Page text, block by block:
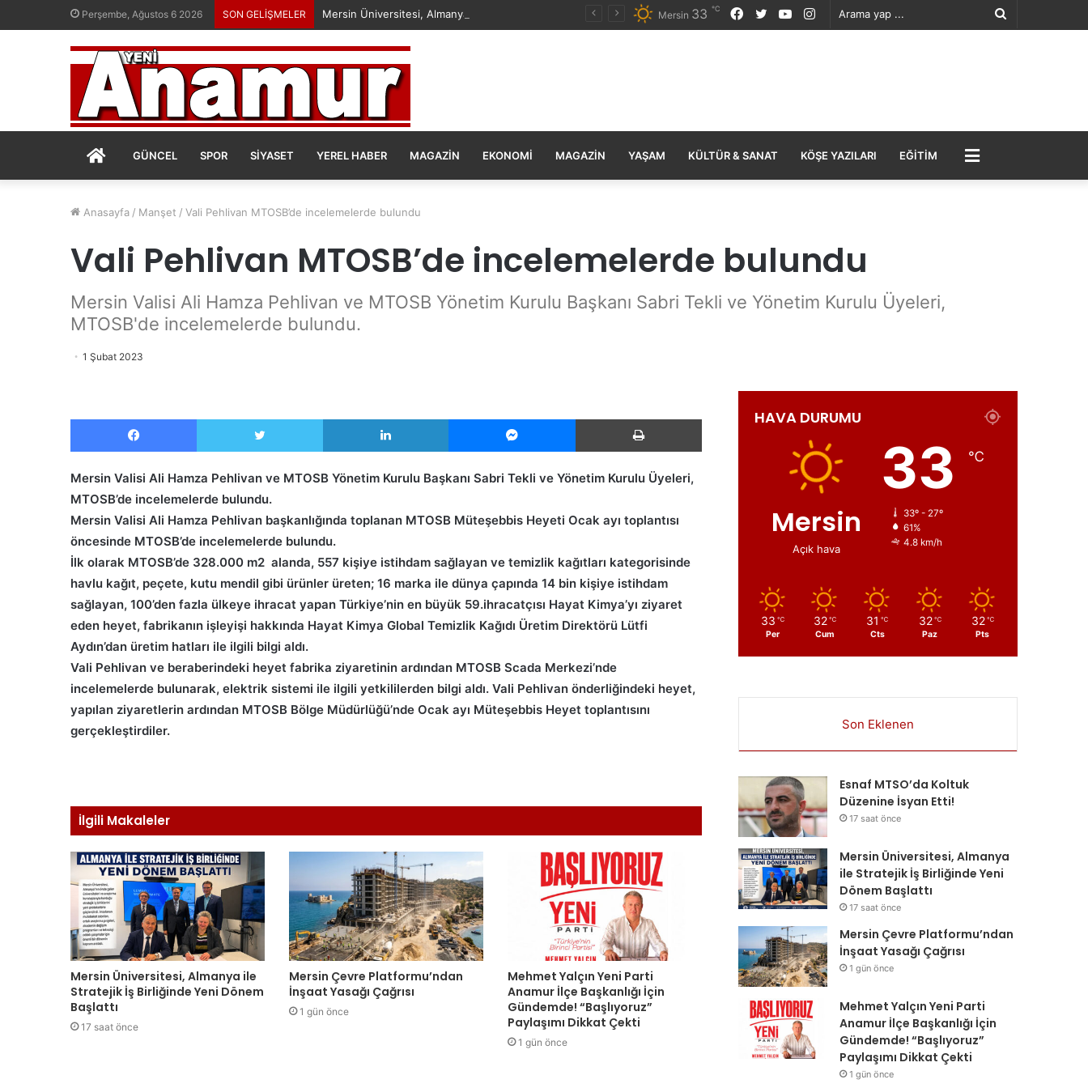
Perşembe, Ağustos 6 2026 SON GELİŞMELER
Arama
Instagram
YouTube
Twitter
Facebook
Mersin 33 ℃
ANASAYFA
GÜNCEL SPOR SIYASET YEREL HABER MAGAZIN EKONOMI MAGAZIN YAŞAM KÜLTÜR & SANAT KÖŞE YAZILARI EĞITIM MENÜ
Anasayfa / Manşet / Vali Pehlivan MTOSB’de incelemelerde bulundu
Vali Pehlivan MTOSB’de incelemelerde bulundu
Mersin Valisi Ali Hamza Pehlivan ve MTOSB Yönetim Kurulu Başkanı Sabri Tekli ve Yönetim Kurulu Üyeleri,
MTOSB'de incelemelerde bulundu.
1 Şubat 2023
Facebook Twitter LinkedIn Messenger Yazdır
Mersin Valisi Ali Hamza Pehlivan ve MTOSB Yönetim Kurulu Başkanı Sabri Tekli ve Yönetim Kurulu Üyeleri,
MTOSB’de incelemelerde bulundu.
Mersin Valisi Ali Hamza Pehlivan başkanlığında toplanan MTOSB Müteşebbis Heyeti Ocak ayı toplantısı
öncesinde MTOSB’de incelemelerde bulundu.
İlk olarak MTOSB’de 328.000 m2 alanda, 557 kişiye istihdam sağlayan ve temizlik kağıtları kategorisinde
havlu kağıt, peçete, kutu mendil gibi ürünler üreten; 16 marka ile dünya çapında 14 bin kişiye istihdam
sağlayan, 100’den fazla ülkeye ihracat yapan Türkiye’nin en büyük 59.ihracatçısı Hayat Kimya’yı ziyaret
eden heyet, fabrikanın işleyişi hakkında Hayat Kimya Global Temizlik Kağıdı Üretim Direktörü Lütfi
Aydın’dan üretim hatları ile ilgili bilgi aldı.
Vali Pehlivan ve beraberindeki heyet fabrika ziyaretinin ardından MTOSB Scada Merkezi’nde
incelemelerde bulunarak, elektrik sistemi ile ilgili yetkililerden bilgi aldı. Vali Pehlivan önderliğindeki heyet,
yapılan ziyaretlerin ardından MTOSB Bölge Müdürlüğü’nde Ocak ayı Müteşebbis Heyet toplantısını
gerçekleştirdiler.
İlgili Makaleler
Mersin Üniversitesi, Almanya ile
Stratejik İş Birliğinde Yeni Dönem
Başlattı
17 saat önce
Mersin Çevre Platformu’ndan
İnşaat Yasağı Çağrısı
1 gün önce
Mehmet Yalçın Yeni Parti
Anamur İlçe Başkanlığı İçin
Gündemde! “Başlıyoruz”
Paylaşımı Dikkat Çekti
1 gün önce
HAVA DURUMU
Mersin
Açık hava
33 ℃
33º - 27º
61%
4.8 km/h
33 ℃
Per
32 ℃
Cum
31 ℃
Cts
32 ℃
Paz
32 ℃
Pts
Son Eklenen
Esnaf MTSO’da Koltuk
Düzenine İsyan Etti!
17 saat önce
Mersin Üniversitesi, Almanya
ile Stratejik İş Birliğinde Yeni
Dönem Başlattı
17 saat önce
Mersin Çevre Platformu’ndan
İnşaat Yasağı Çağrısı
1 gün önce
Mehmet Yalçın Yeni Parti
Anamur İlçe Başkanlığı İçin
Gündemde! “Başlıyoruz”
Paylaşımı Dikkat Çekti
1 gün önce